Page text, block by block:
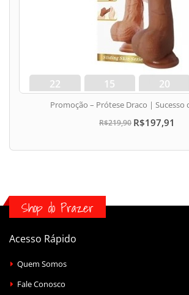
22
dias
15
hora
20
min
Promoção – Prótese Draco | Sucesso
R$219,90 R$197,91
Shop do Prazer
Acesso Rápido
Quem Somos
Fale Conosco